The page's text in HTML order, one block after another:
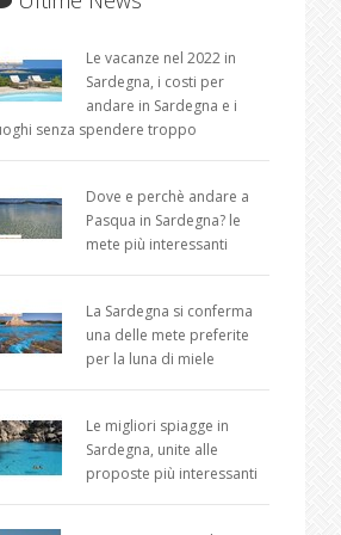
Le vacanze nel 2022 in
Sardegna, i costi per
andare in Sardegna e i
senza spendere troppo
Dove e perchè andare a
Pasqua in Sardegna? le
mete più interessanti
La Sardegna si conferma
una delle mete preferite
per la luna di miele
Le migliori spiagge in
Sardegna, unite alle
proposte più interessanti